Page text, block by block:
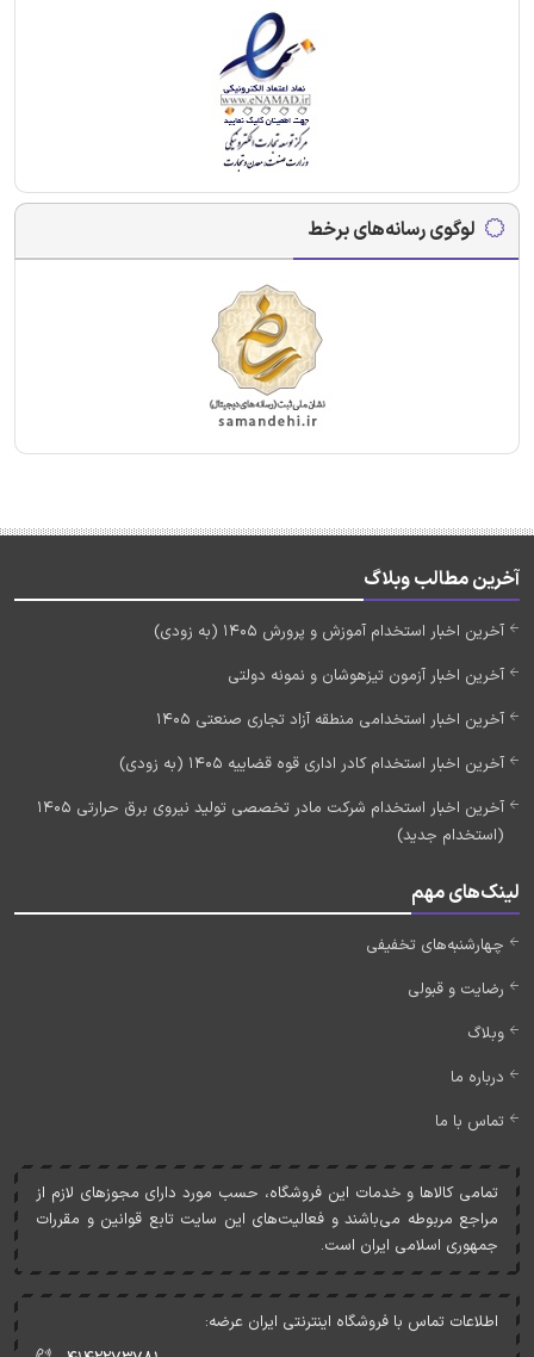
لوگوی رسانه‌های برخط
آخرین مطالب وبلاگ
آخرین اخبار استخدام آموزش و پرورش 1405 (به زودی)
آخرین اخبار آزمون تیزهوشان و نمونه دولتی
آخرین اخبار استخدامی منطقه آزاد تجاری صنعتی 1405
آخرین اخبار استخدام کادر اداری قوه قضاییه 1405 (به زودی)
آخرین اخبار استخدام شرکت مادر تخصصی تولید نیروی برق حرارتی 1405
(استخدام جدید)
لینک‌های مهم
چهارشنبه‌های تخفیفی
رضایت و قبولی
وبلاگ
درباره ما
تماس با ما
تمامی کالاها و خدمات اين فروشگاه، حسب مورد دارای مجوزهای لازم از
مراجع مربوطه می‌باشند و فعاليت‌های اين سايت تابع قوانين و مقررات
جمهوری اسلامی ايران است.
اطلاعات تماس با فروشگاه اینترنتی ایران عرضه: